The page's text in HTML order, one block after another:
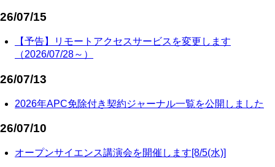
26/07/15
【予告】リモートアクセスサービスを変更します
（2026/07/28～）
26/07/13
2026年APC免除付き契約ジャーナル一覧を公開しました
26/07/10
オープンサイエンス講演会を開催します[8/5(水)]